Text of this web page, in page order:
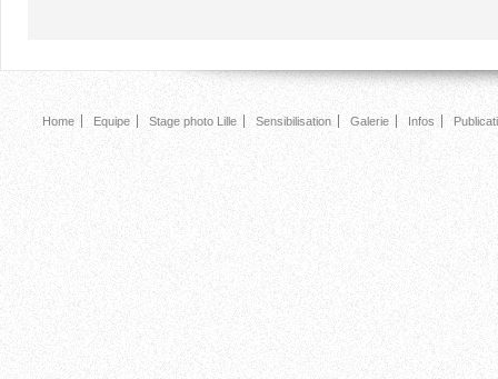
Home Equipe Stage photo Lille Sensibilisation Galerie Infos